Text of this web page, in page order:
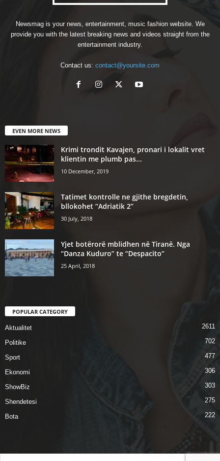
Newsmag is your news, entertainment, music fashion website. We
provide you with the latest breaking news and videos straight from the
entertainment industry.
Contact us: contact@yoursite.com
EVEN MORE NEWS
Krimi trondit Kavajen, pronari i lokalit vret
klientin me plumb pas...
10 December, 2019
Tatimet kontrolle ne gjithe bregdetin,
bllokohet “Adriatik 2”
30 July, 2018
Yjet botërorë mblidhen në Tiranë. Nga
“Danza Kuduro” te “Despacito”
25 April, 2018
POPULAR CATEGORY
Aktualitet 2611
Politike 702
Sport 477
Ekonomi 306
ShowBiz 303
Shendetesi 275
Bota 222